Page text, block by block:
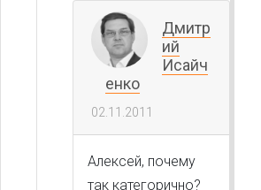
Дмитр
ий
Исайч
енко
02.11.2011
Алексей, почему
так категорично?